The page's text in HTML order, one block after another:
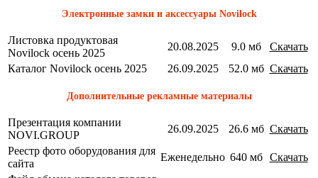
Электронные замки и аксессуары Novilock
Листовка продуктовая
Novilock осень 2025
20.08.2025 9.0 мб
Скачать
Каталог Novilock осень 2025
26.09.2025 52.0 мб Скачать
Дополнительные рекламные материалы
Презентация компании
NOVI.GROUP
26.09.2025 26.6 мб Скачать
Реестр фото оборудования для
сайта
Еженедельно 640 мб
Скачать